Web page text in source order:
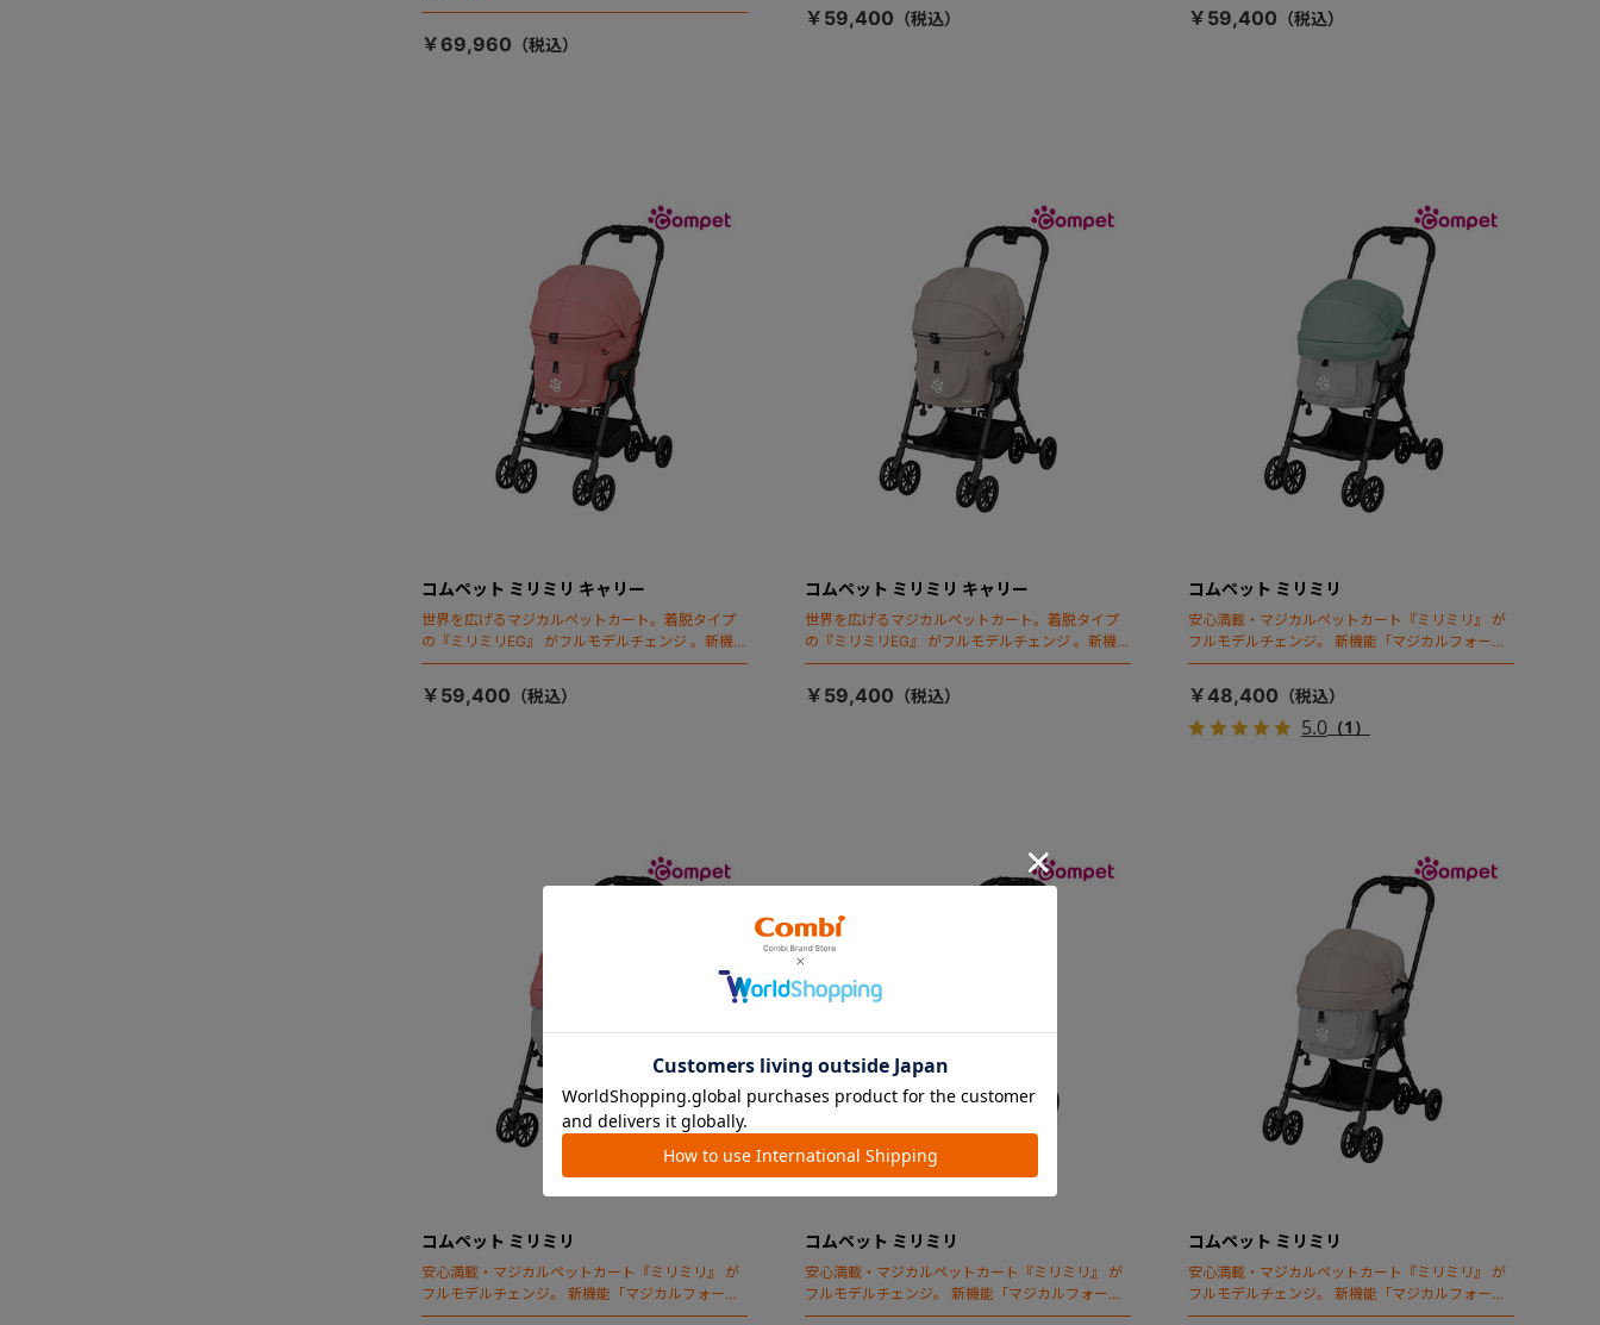
￥69,960
￥59,400 ￥59,400
コムペット ミリミリ キャリー
世界を広げるマジカルペットカート。着脱タイプ
の『ミリミリEG』 がフルモデルチェンジ 。新機能
「マジカルフォールディング」搭載
￥59,400
コムペット ミリミリ キャリー
世界を広げるマジカルペットカート。着脱タイプ
の『ミリミリEG』 がフルモデルチェンジ 。新機能
「マジカルフォールディング」搭載
￥59,400
コムペット ミリミリ
安心満載・マジカルペットカート『ミリミリ』 が
フルモデルチェンジ。 新機能「マジカルフォール
ディング」搭載
￥48,400
5.0（1）
コムペット ミリミリ
安心満載・マジカルペットカート『ミリミリ』 が
フルモデルチェンジ。 新機能「マジカルフォール
ディング」搭載
コムペット ミリミリ
安心満載・マジカルペットカート『ミリミリ』 が
フルモデルチェンジ。 新機能「マジカルフォール
ディング」搭載
コムペット ミリミリ
安心満載・マジカルペットカート『ミリミリ』 が
フルモデルチェンジ。 新機能「マジカルフォール
ディング」搭載